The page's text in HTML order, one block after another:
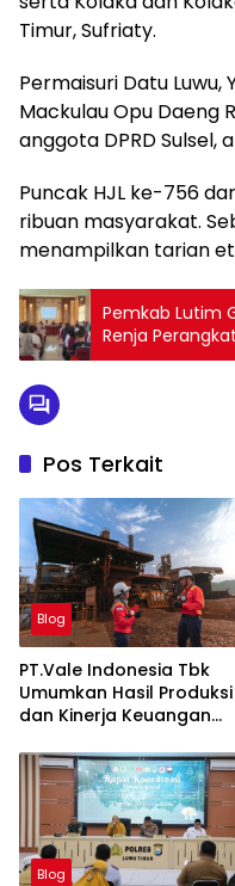
Timur, Sufriaty.
Permaisuri Datu Luwu,
Mackulau Opu Daeng
anggota DPRD Sulsel,
Puncak HJL ke-756
ribuan masyarakat.
menampilkan tarian
Pemkab Lutim
Renja
Pos Terkait
Blog
PT.Vale Indonesia Tbk
Umumkan Hasil Produksi
dan Kinerja Keuangan
Blog